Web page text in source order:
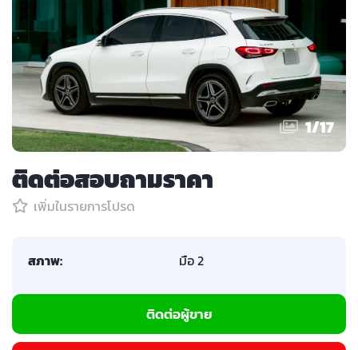
1/17
ติดต่อสอบถามราคา
เพิ่มในรายการโปรด
สภาพ: มือ 2
ติดต่อผู้ขาย